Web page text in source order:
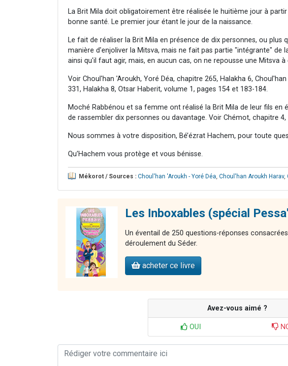
La Brit Mila doit obligatoirement être réalisée le huitième jour à
bonne santé. Le premier jour étant le jour de la naissance.
Le fait de réaliser la Brit Mila en présence de dix personnes, ou plus
manière d'enjoliver la Mitsva, mais ne fait pas partie "intégrante" de
ainsi qu'il faut agir, mais, en aucun cas, on ne repousse une Mitsva à
Voir Choul'han 'Aroukh, Yoré Déa, chapitre 265, Halakha 6,
331, Halakha 8, Otsar Haberit, volume 1, pages 154 et 183-184.
Moché Rabbénou et sa femme ont réalisé la Brit Mila de leur fils en
de rassembler dix personnes ou davantage. Voir Chémot, chapitre 4,
Nous sommes à votre disposition, Bé’ézrat Hachem, pour toute
Qu’Hachem vous protège et vous bénisse.
Mékorot / Sources : Choul'han 'Aroukh - Yoré Déa Choul'han Aroukh Harav,
Les Inboxables (spécial
Un éventail de 250 questions-réponses
déroulement du Séder.
acheter ce livre
Avez-vous aimé ?
OUI